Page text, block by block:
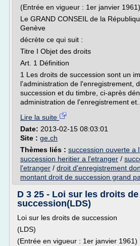
(Entrée en vigueur : 1er janvier 1961)
Le GRAND CONSEIL de la
Genève
décrète ce qui suit :
Titre I Objet des droits
Art. 1 Définition
1 Les droits de succession sont un
l'administration de l'enregistrement,
succession et du timbre, ci-après
administration de l'enregistrement et...
Lire la suite
Date: 2013-02-15 08:03:01
Site : ge.ch
Thèmes liés : succession ouverte a
succession heritier a l'etranger /
l'etranger / droit d'enregistrement
montant droit de succession grand
D 3 25 - Loi sur les droits de
succession(LDS)
Loi sur les droits de succession
(LDS)
(Entrée en vigueur : 1er janvier 1961)